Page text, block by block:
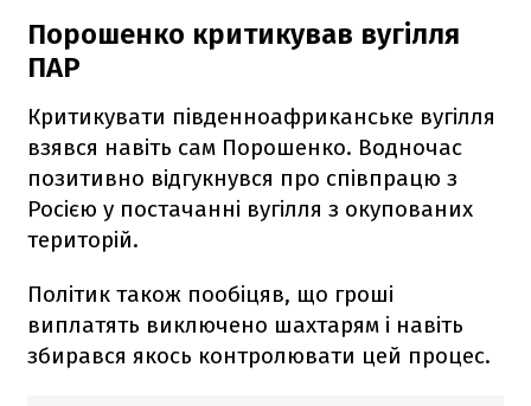
Порошенко критикував вугілля
ПАР
Критикувати південноафриканське вугілля
взявся навіть сам Порошенко. Водночас
позитивно відгукнувся про співпрацю з
Росією у постачанні вугілля з окупованих
територій.
Політик також пообіцяв, що гроші
виплатять виключено шахтарям і навіть
збирався якось контролювати цей процес.